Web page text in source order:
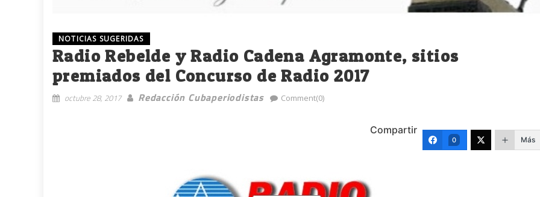
NOTICIAS SUGERIDAS
Radio Rebelde y Radio Cadena Agramonte, sitios
premiados del Concurso de Radio 2017
octubre 28, 2017 Redacción Cubaperiodistas Comment(0)
Compartir
0 Más